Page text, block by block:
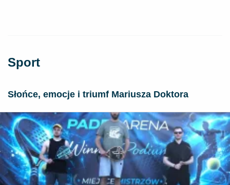
Sport
Słońce, emocje i triumf Mariusza Doktora